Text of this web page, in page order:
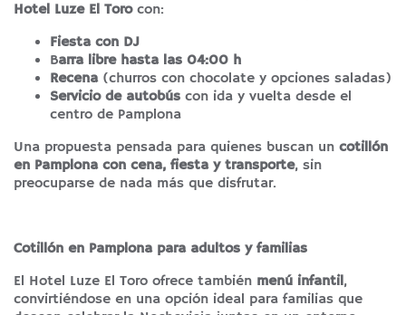
Hotel Luze El Torocon:
Fiesta con DJ
Barra libre hasta las 04:00 h
Recena(churros con chocolate y opciones saladas)
Servicio de autobús con ida y vuelta desde el
centro de Pamplona
Una propuesta pensada para quienes buscan un cotillón
en Pamplona con cena, fiesta y transporte, sin
preocuparse de nada más que disfrutar.
Cotillón en Pamplona para adultos y familias
El Hotel Luze El Toro ofrece también menú infantil,
convirtiéndose en una opción ideal para familias que